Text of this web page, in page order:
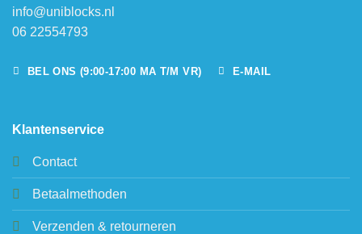
info@uniblocks.nl
06 22554793
BEL ONS (9:00-17:00 MA T/M VR) E-MAIL
Klantenservice
Contact
Betaalmethoden
Verzenden & retourneren